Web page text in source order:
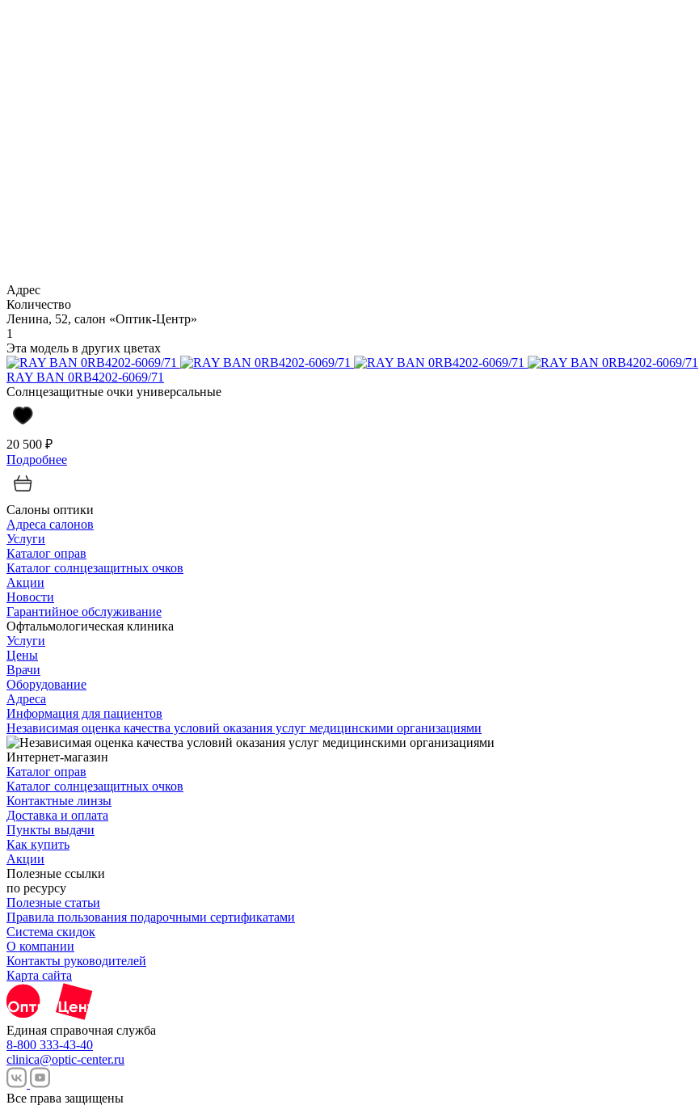
Адрес
Количество
Ленина, 52, салон «Оптик-Центр»
1
Эта модель в других цветах
RAY BAN 0RB4202-6069/71
Солнцезащитные очки универсальные
20 500 ₽
Подробнее
Салоны оптики
Адреса салонов
Услуги
Каталог оправ
Каталог солнцезащитных очков
Акции
Новости
Гарантийное обслуживание
Офтальмологическая клиника
Услуги
Цены
Врачи
Оборудование
Адреса
Информация для пациентов
Независимая оценка качества условий оказания услуг медицинскими организациями
Интернет-магазин
Каталог оправ
Каталог солнцезащитных очков
Контактные линзы
Доставка и оплата
Пункты выдачи
Как купить
Акции
Полезные ссылки
по ресурсу
Полезные статьи
Правила пользования подарочными сертификатами
Система скидок
О компании
Контакты руководителей
Карта сайта
Единая справочная служба
8-800 333-43-40
clinica@optic-center.ru
Все права защищены